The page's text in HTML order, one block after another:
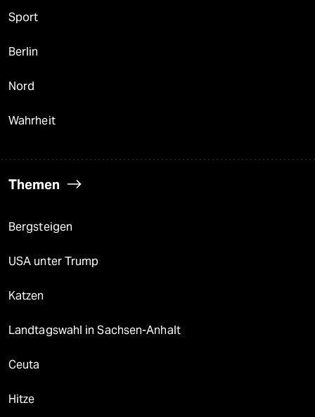
Sport
Berlin
Nord
Wahrheit
Themen
Bergsteigen
USA unter Trump
Katzen
Landtagswahl in Sachsen-Anhalt
Ceuta
Hitze